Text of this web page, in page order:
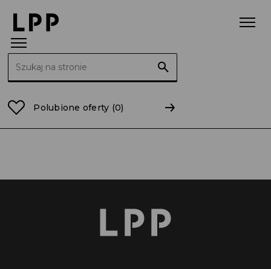
Polubione oferty (0)
Strona główna mazowieckie